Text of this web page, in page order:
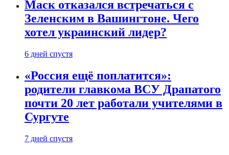
Маск отказался встречаться с
Зеленским в Вашингтоне. Чего
хотел украинский лидер?
6 дней спустя
«Россия ещё поплатится»:
родители главкома ВСУ Драпатого
почти 20 лет работали учителями в
Сургуте
7 дней спустя